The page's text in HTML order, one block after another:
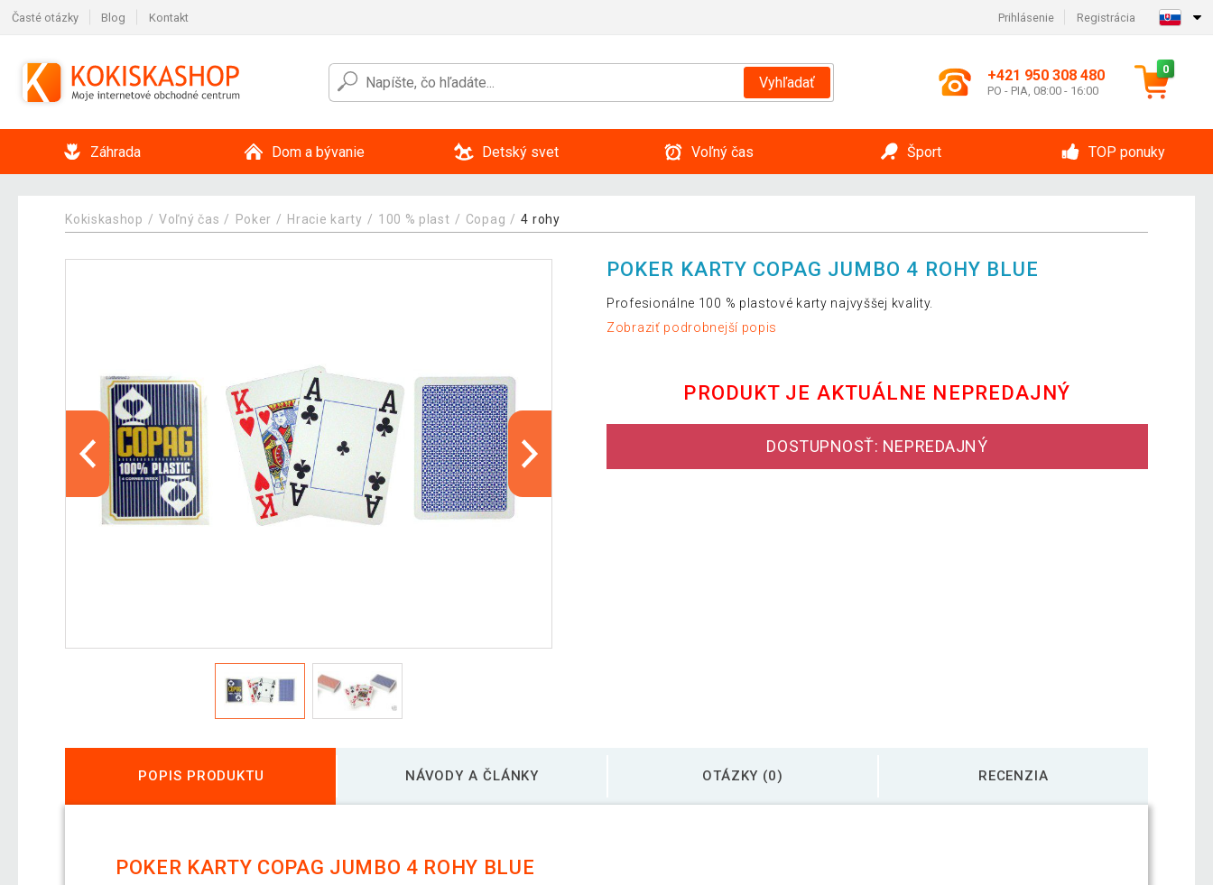
Časté otázky Blog Kontakt Prihlásenie Registrácia
Vyhľadať +421 950 308 480
PO - PIA, 08:00 - 16:00
0
Záhrada Dom a bývanie Detský svet Voľný čas Šport TOP ponuky
Kokiskashop Voľný čas Poker Hracie karty 100 % plast Copag 4 rohy
POKER KARTY COPAG JUMBO 4 ROHY BLUE
Profesionálne 100 % plastové karty najvyššej kvality.
Zobraziť podrobnejší popis
PRODUKT JE AKTUÁLNE NEPREDAJNÝ
DOSTUPNOSŤ: NEPREDAJNÝ
POPIS PRODUKTU NÁVODY A ČLÁNKY OTÁZKY (0) RECENZIA
POKER KARTY COPAG JUMBO 4 ROHY BLUE